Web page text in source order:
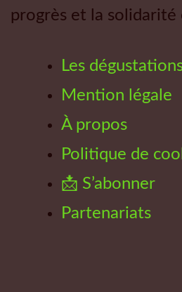
progrès et la solidarité
Les
Mention légale
À propos
Politique de
📩 S’abonner
Partenariats